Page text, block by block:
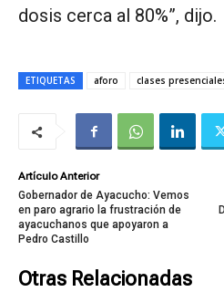
dosis cerca al 80%”, dijo.
ETIQUETAS aforo clases
Artículo Anterior
Gobernador de Ayacucho: Vemos
en paro agrario la frustración de
ayacuchanos que apoyaron a
Pedro Castillo
Otras Relacionadas